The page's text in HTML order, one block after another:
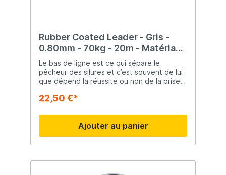
Rubber Coated Leader - Gris -
0.80mm - 70kg - 20m - Matériau
Tête de Ligne
Le bas de ligne est ce qui sépare le
pêcheur des silures et c’est souvent de lui
que dépend la réussite ou non de la prise
Black Cat utilise les meilleurs matériaux en
Black Cat La pêche au silure - Une aventure
extrême, qui nécessite un matériel
extraordinaire. La collection Black-Cat de
Stefan Seuß contient l'équipement de
Testé sur les plus grands poissons nageant
dans les rivières et les lacs européens.
22,50 €*
Ajouter au panier